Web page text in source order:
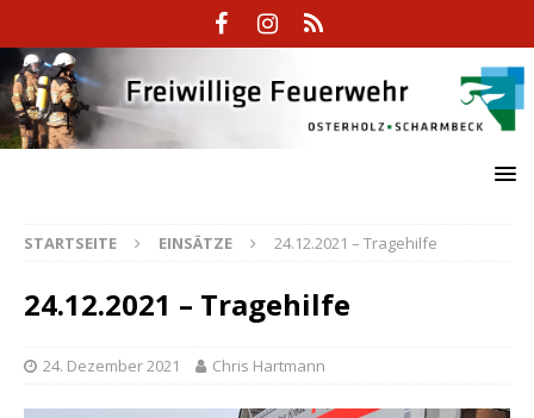
STARTSEITE EINSÄTZE 24.12.2021 – Tragehilfe
24.12.2021 – Tragehilfe
24. Dezember 2021 Chris Hartmann